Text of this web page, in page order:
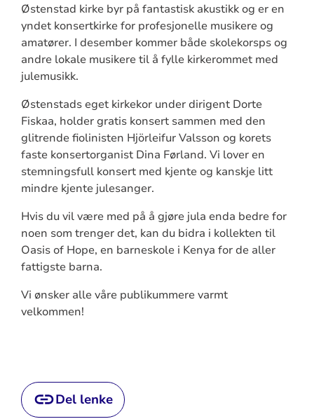
Østenstad kirke byr på fantastisk akustikk og er en
yndet konsertkirke for profesjonelle musikere og
amatører. I desember kommer både skolekorsps og
andre lokale musikere til å fylle kirkerommet med
julemusikk.
Østenstads eget kirkekor under dirigent Dorte
Fiskaa, holder gratis konsert sammen med den
glitrende fiolinisten Hjörleifur Valsson og korets
faste konsertorganist Dina Førland. Vi lover en
stemningsfull konsert med kjente og kanskje litt
mindre kjente julesanger.
Hvis du vil være med på å gjøre jula enda bedre for
noen som trenger det, kan du bidra i kollekten til
Oasis of Hope, en barneskole i Kenya for de aller
fattigste barna.
Vi ønsker alle våre publikummere varmt
velkommen!
Del lenke